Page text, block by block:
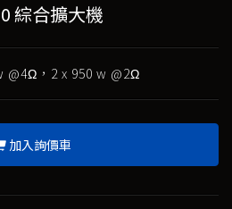
綜合擴大機
@4Ω，2 x 950 w @2Ω
加入詢價車